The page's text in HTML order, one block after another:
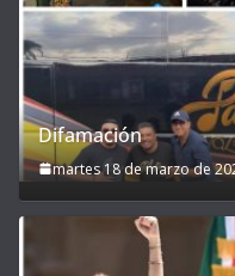
Difamación
martes 18 de marzo de